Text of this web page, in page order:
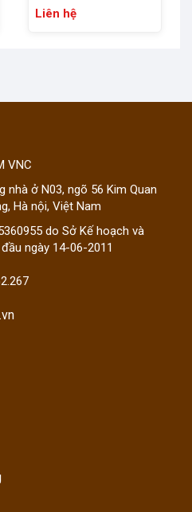
Liên hệ
VNC
nhà ở N03, ngõ 56 Kim Quan
Hà nội, Việt Nam
do Sở Kế hoạch và
ngày 14-06-2011